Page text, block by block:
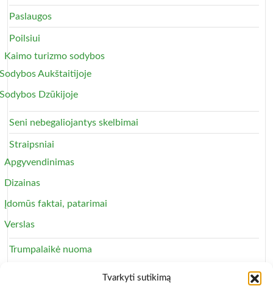
Tvarkyti sutikimą
Paslaugos
Poilsiui
Kaimo turizmo sodybos
Sodybos Aukštaitijoje
Sodybos Dzūkijoje
Seni nebegaliojantys skelbimai
Straipsniai
Apgyvendinimas
Dizainas
Įdomūs faktai, patarimai
Verslas
Trumpalaikė nuoma